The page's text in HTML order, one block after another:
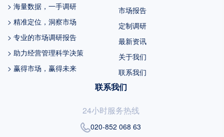
> 海量数据，一手调研
> 精准定位，洞察市场
> 专业的市场调研报告
> 助力经营管理科学决策
> 赢得市场，赢得未来
市场报告
定制调研
最新资讯
关于我们
联系我们
联系我们
24小时服务热线
020-852 068 63